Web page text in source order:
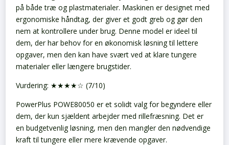
på både træ og plastmaterialer. Maskinen er designet med
ergonomiske håndtag, der giver et godt greb og gør den
nem at kontrollere under brug. Denne model er ideel til
dem, der har behov for en økonomisk løsning til lettere
opgaver, men den kan have svært ved at klare tungere
materialer eller længere brugstider.
Vurdering: ★★★★☆ (7/10)
PowerPlus POWE80050 er et solidt valg for begyndere eller
dem, der kun sjældent arbejder med rillefræsning. Det er
en budgetvenlig løsning, men den mangler den nødvendige
kraft til tungere eller mere krævende opgaver.